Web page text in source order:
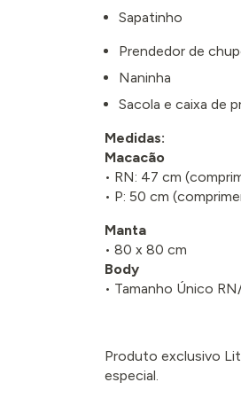
Sapatinho
Prendedor de
Naninha
Sacola e caixa de
Medidas:
Macacão
• RN: 47 cm
• P: 50 cm
Manta
• 80 x 80 cm
Body
• Tamanho Único
Produto exclusivo
especial.